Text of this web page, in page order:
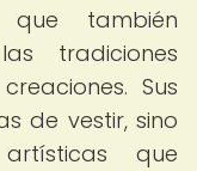
también
tradiciones
Sus
de vestir, sino
que